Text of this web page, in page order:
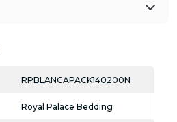
RPBLANCAPACK140200N
Royal Palace Bedding